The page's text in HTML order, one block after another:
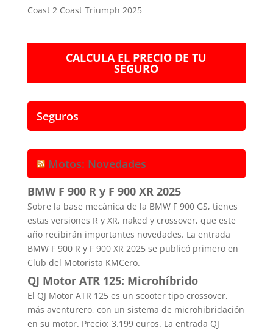
Coast 2 Coast Triumph 2025
CALCULA EL PRECIO DE TU
SEGURO
Seguros
Motos: Novedades
BMW F 900 R y F 900 XR 2025
Sobre la base mecánica de la BMW F 900 GS, tienes
estas versiones R y XR, naked y crossover, que este
año recibirán importantes novedades. La entrada
BMW F 900 R y F 900 XR 2025 se publicó primero en
Club del Motorista KMCero.
QJ Motor ATR 125: Microhíbrido
El QJ Motor ATR 125 es un scooter tipo crossover,
más aventurero, con un sistema de microhibridación
en su motor. Precio: 3.199 euros. La entrada QJ